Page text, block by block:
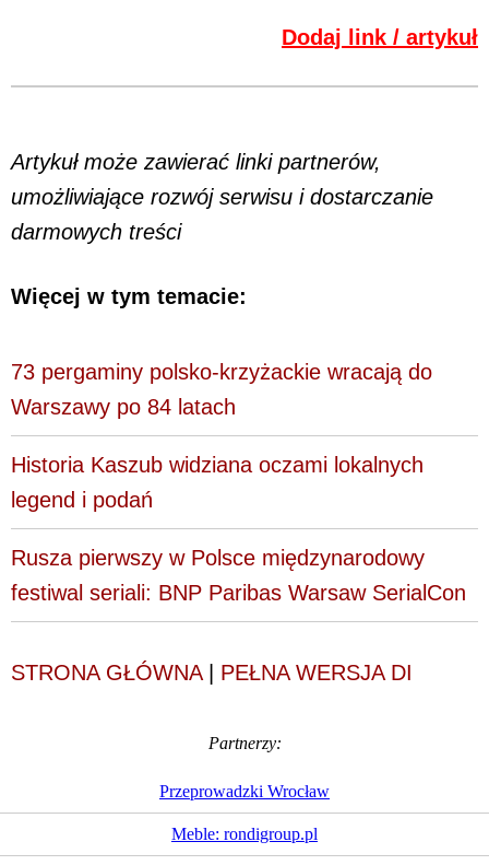
Dodaj link / artykuł
Artykuł może zawierać linki partnerów,
umożliwiające rozwój serwisu i dostarczanie
darmowych treści
Więcej w tym temacie:
73 pergaminy polsko-krzyżackie wracają do
Warszawy po 84 latach
Historia Kaszub widziana oczami lokalnych
legend i podań
Rusza pierwszy w Polsce międzynarodowy
festiwal seriali: BNP Paribas Warsaw SerialCon
STRONA GŁÓWNA| PEŁNA WERSJA DI
Partnerzy:
Przeprowadzki Wrocław
Meble: rondigroup.pl